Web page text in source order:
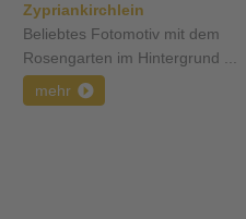
Zypriankirchlein
Beliebtes Fotomotiv mit dem
Rosengarten im Hintergrund ...
mehr